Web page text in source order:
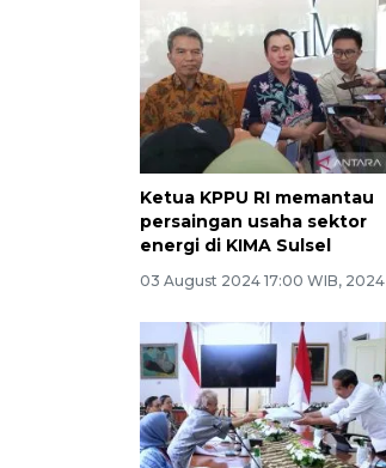
Ketua KPPU RI memantau
persaingan usaha sektor
energi di KIMA Sulsel
03 August 2024 17:00 WIB, 2024